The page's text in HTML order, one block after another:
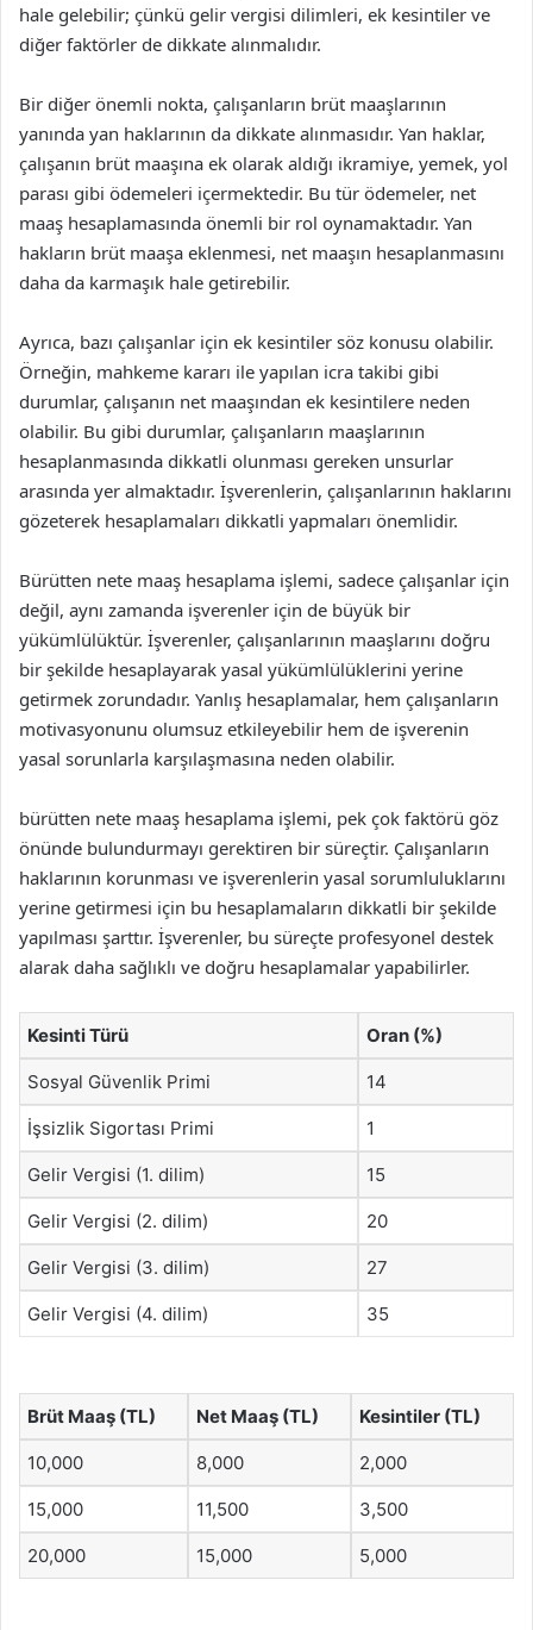
hale gelebilir; çünkü gelir vergisi dilimleri, ek kesintiler ve
diğer faktörler de dikkate alınmalıdır.
Bir diğer önemli nokta, çalışanların brüt maaşlarının
yanında yan haklarının da dikkate alınmasıdır. Yan haklar,
çalışanın brüt maaşına ek olarak aldığı ikramiye, yemek, yol
parası gibi ödemeleri içermektedir. Bu tür ödemeler, net
maaş hesaplamasında önemli bir rol oynamaktadır. Yan
hakların brüt maaşa eklenmesi, net maaşın hesaplanmasını
daha da karmaşık hale getirebilir.
Ayrıca, bazı çalışanlar için ek kesintiler söz konusu olabilir.
Örneğin, mahkeme kararı ile yapılan icra takibi gibi
durumlar, çalışanın net maaşından ek kesintilere neden
olabilir. Bu gibi durumlar, çalışanların maaşlarının
hesaplanmasında dikkatli olunması gereken unsurlar
arasında yer almaktadır. İşverenlerin, çalışanlarının haklarını
gözeterek hesaplamaları dikkatli yapmaları önemlidir.
Bürütten nete maaş hesaplama işlemi, sadece çalışanlar için
değil, aynı zamanda işverenler için de büyük bir
yükümlülüktür. İşverenler, çalışanlarının maaşlarını doğru
bir şekilde hesaplayarak yasal yükümlülüklerini yerine
getirmek zorundadır. Yanlış hesaplamalar, hem çalışanların
motivasyonunu olumsuz etkileyebilir hem de işverenin
yasal sorunlarla karşılaşmasına neden olabilir.
bürütten nete maaş hesaplama işlemi, pek çok faktörü göz
önünde bulundurmayı gerektiren bir süreçtir. Çalışanların
haklarının korunması ve işverenlerin yasal sorumluluklarını
yerine getirmesi için bu hesaplamaların dikkatli bir şekilde
yapılması şarttır. İşverenler, bu süreçte profesyonel destek
alarak daha sağlıklı ve doğru hesaplamalar yapabilirler.
Kesinti Türü Oran (%)
Sosyal Güvenlik Primi 14
İşsizlik Sigortası Primi 1
Gelir Vergisi (1. dilim) 15
Gelir Vergisi (2. dilim) 20
Gelir Vergisi (3. dilim) 27
Gelir Vergisi (4. dilim) 35
Brüt Maaş (TL) Net Maaş (TL) Kesintiler (TL)
10,000 8,000 2,000
15,000 11,500 3,500
20,000 15,000 5,000